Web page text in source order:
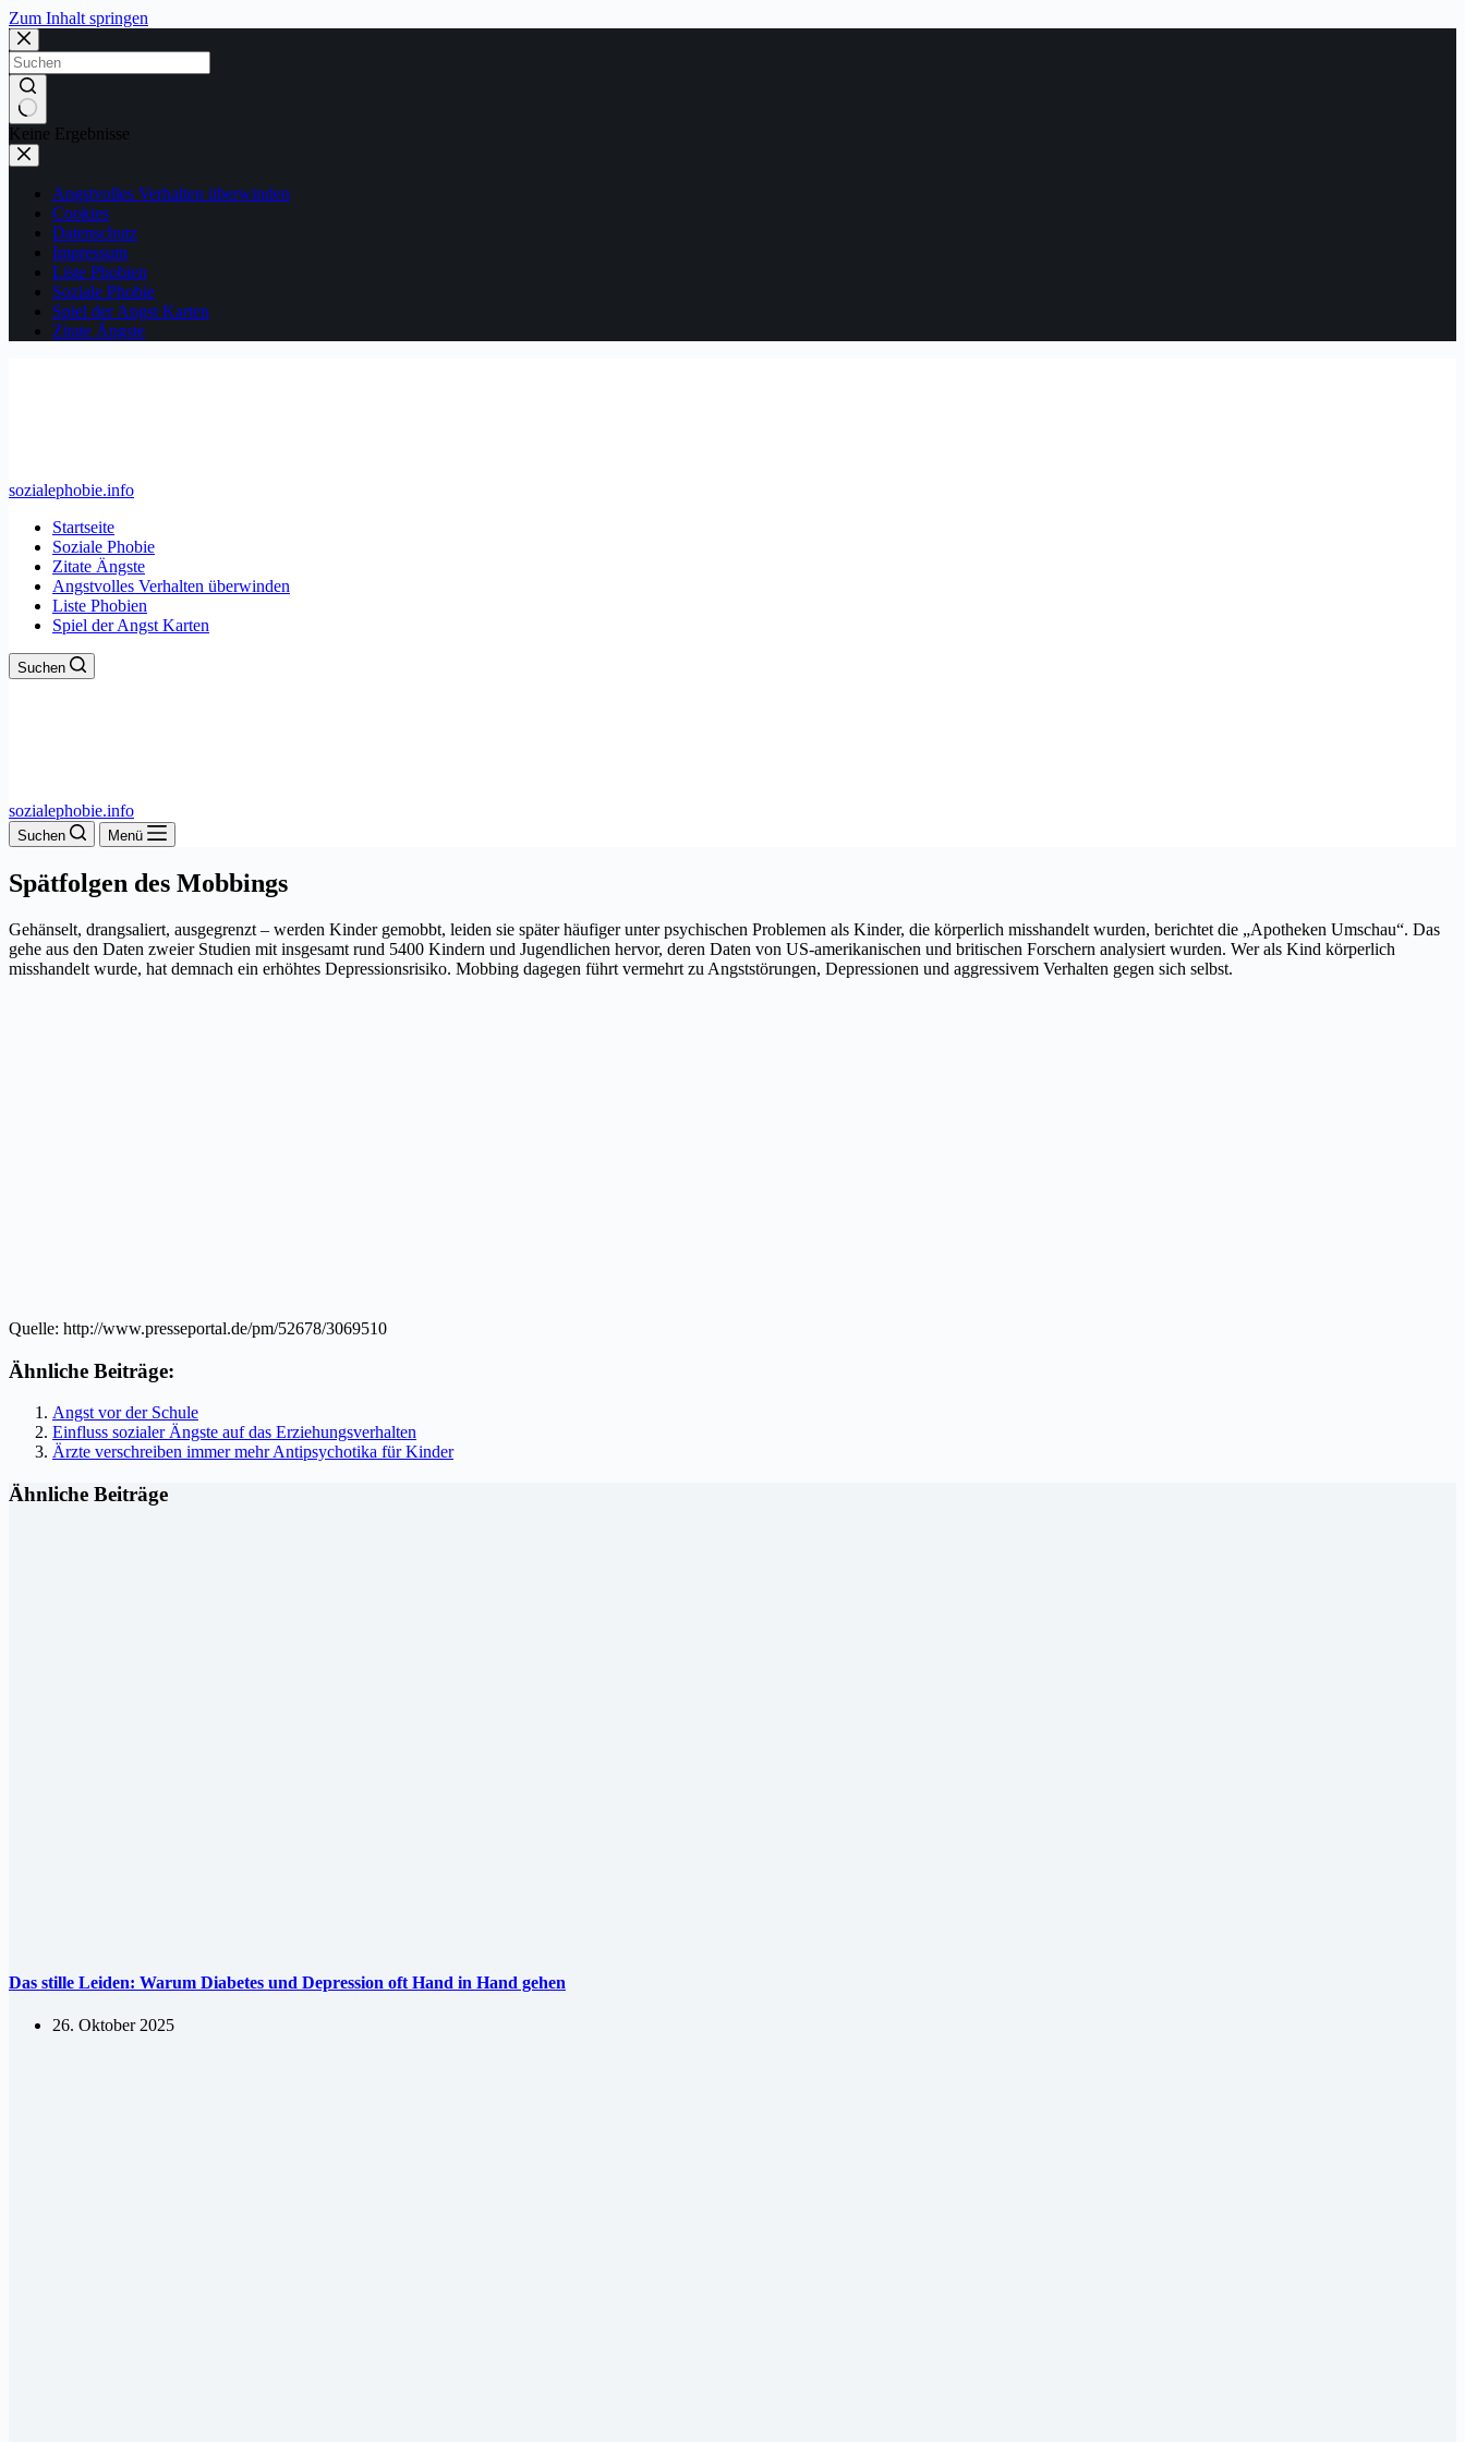
Zum Inhalt springen
Keine Ergebnisse
Angstvolles Verhalten überwinden
Cookies
Datenschutz
Impressum
Liste Phobien
Soziale Phobie
Spiel der Angst Karten
Zitate Ängste
sozialephobie.info
Startseite
Soziale Phobie
Zitate Ängste
Angstvolles Verhalten überwinden
Liste Phobien
Spiel der Angst Karten
Suchen
sozialephobie.info
Suchen Menü
Spätfolgen des Mobbings
Gehänselt, drangsaliert, ausgegrenzt – werden Kinder gemobbt, leiden sie später häufiger unter psychischen Problemen als Kinder, die körperlich misshandelt wurden, berichtet die „Apotheken Umschau“. Das
gehe aus den Daten zweier Studien mit insgesamt rund 5400 Kindern und Jugendlichen hervor, deren Daten von US-amerikanischen und britischen Forschern analysiert wurden. Wer als Kind körperlich
misshandelt wurde, hat demnach ein erhöhtes Depressionsrisiko. Mobbing dagegen führt vermehrt zu Angststörungen, Depressionen und aggressivem Verhalten gegen sich selbst.
Quelle: http://www.presseportal.de/pm/52678/3069510
Ähnliche Beiträge:
Angst vor der Schule
Einfluss sozialer Ängste auf das Erziehungsverhalten
Ärzte verschreiben immer mehr Antipsychotika für Kinder
Ähnliche Beiträge
Das stille Leiden: Warum Diabetes und Depression oft Hand in Hand gehen
26. Oktober 2025